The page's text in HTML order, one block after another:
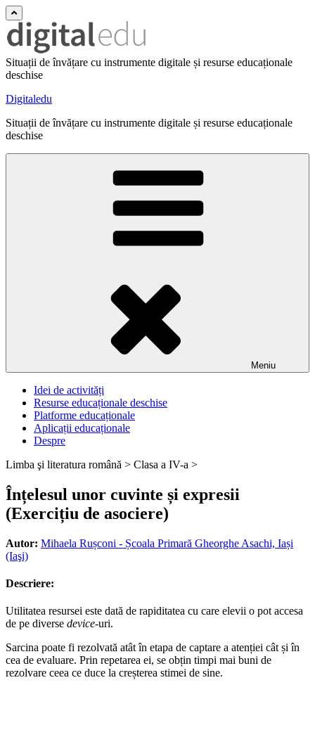
Situații de învățare cu instrumente digitale și resurse educaționale
deschise
Digitaledu
Situații de învățare cu instrumente digitale și resurse educaționale
deschise
Meniu
Idei de activități
Resurse educaționale deschise
Platforme educaționale
Aplicații educaționale
Despre
Limba şi literatura română > Clasa a IV-a >
Înțelesul unor cuvinte și expresii
(Exercițiu de asociere)
Autor: Mihaela Rușconi - Școala Primară Gheorghe Asachi, Iași
(Iaşi)
Descriere:
Utilitatea resursei este dată de rapiditatea cu care elevii o pot accesa
de pe diverse device-uri.
Sarcina poate fi rezolvată atât în etapa de captare a atenției cât și în
cea de evaluare. Prin repetarea ei, se obțin timpi mai buni de
rezolvare ceea ce duce la creșterea stimei de sine.